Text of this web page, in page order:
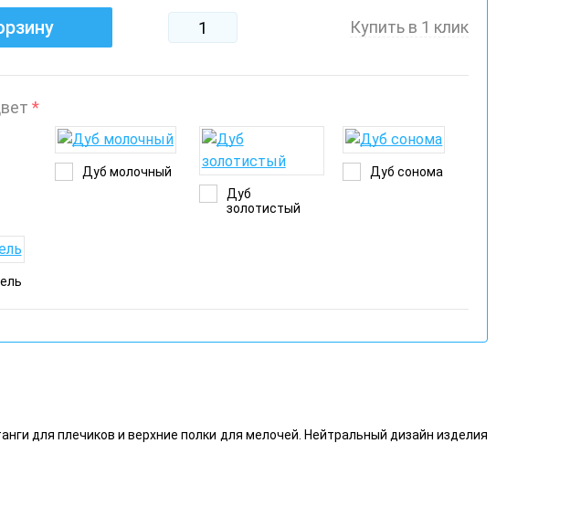
Купить в 1 клик
*
Дуб молочный
Дуб
золотистый
Дуб сонома
для плечиков и верхние полки для мелочей. Нейтральный дизайн изделия